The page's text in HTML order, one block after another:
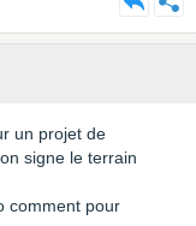
un projet de
signe le terrain
comment pour